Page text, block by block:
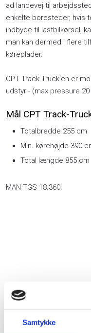
Samtykke
ad landevej til
enkelte boresteder, hvis
indbyde til lastbilkørsel,
man kan dermed i flere
køreplader.
CPT Track-Truck'en er
udstyr - (max pressure
Mål CPT Track-
Totalbredde 255 cm
Min. kørehøjde 390
Total længde 855 cm
MAN TGS 18.360​